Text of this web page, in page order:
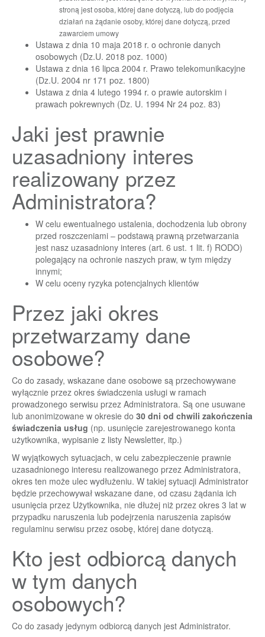
stroną jest osoba, której dane dotyczą, lub do podjęcia
działań na żądanie osoby, której dane dotyczą, przed
zawarciem umowy
Ustawa z dnia 10 maja 2018 r. o ochronie danych
osobowych (Dz.U. 2018 poz. 1000)
Ustawa z dnia 16 lipca 2004 r. Prawo telekomunikacyjne
(Dz.U. 2004 nr 171 poz. 1800)
Ustawa z dnia 4 lutego 1994 r. o prawie autorskim i
prawach pokrewnych (Dz. U. 1994 Nr 24 poz. 83)
Jaki jest prawnie
uzasadniony interes
realizowany przez
Administratora?
W celu ewentualnego ustalenia, dochodzenia lub obrony
przed roszczeniami – podstawą prawną przetwarzania
jest nasz uzasadniony interes (art. 6 ust. 1 lit. f) RODO)
polegający na ochronie naszych praw, w tym między
innymi;
W celu oceny ryzyka potencjalnych klientów
Przez jaki okres
przetwarzamy dane
osobowe?
Co do zasady, wskazane dane osobowe są przechowywane
wyłącznie przez okres świadczenia usługi w ramach
prowadzonego serwisu przez Administratora. Są one usuwane
lub anonimizowane w okresie do 30 dni od chwili zakończenia
świadczenia usług (np. usunięcie zarejestrowanego konta
użytkownika, wypisanie z listy Newsletter, itp.)
W wyjątkowych sytuacjach, w celu zabezpieczenie prawnie
uzasadnionego interesu realizowanego przez Administratora,
okres ten może ulec wydłużeniu. W takiej sytuacji Administrator
będzie przechowywał wskazane dane, od czasu żądania ich
usunięcia przez Użytkownika, nie dłużej niż przez okres 3 lat w
przypadku naruszenia lub podejrzenia naruszenia zapisów
regulaminu serwisu przez osobę, której dane dotyczą.
Kto jest odbiorcą danych
w tym danych
osobowych?
Co do zasady jedynym odbiorcą danych jest Administrator.